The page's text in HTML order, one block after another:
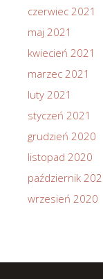
czerwiec 2021
maj 2021
kwiecień 2021
marzec 2021
luty 2021
styczeń 2021
grudzień 2020
listopad 2020
październik
wrzesień 2020